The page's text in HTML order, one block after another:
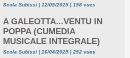
Scola Subissi | 12/05/2025 | 158 vues
A GALEOTTA...VENTU IN
POPPA (CUMEDIA
MUSICALE INTEGRALE)
Scola Subissi | 16/04/2025 | 252 vues